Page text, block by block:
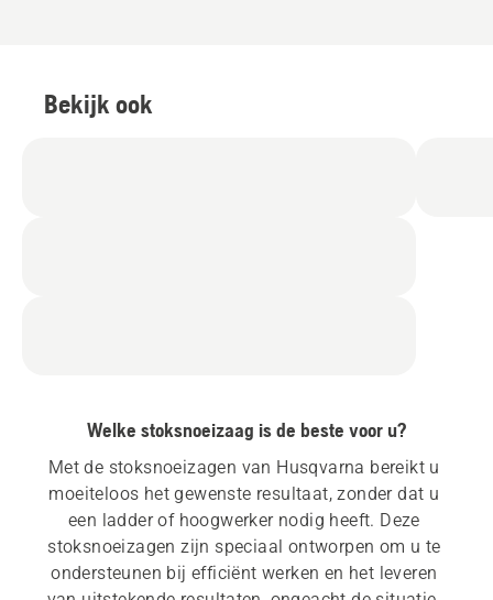
Bekijk ook
Welke stoksnoeizaag is de beste voor u?
Met de stoksnoeizagen van Husqvarna bereikt u
moeiteloos het gewenste resultaat, zonder dat u
een ladder of hoogwerker nodig heeft. Deze
stoksnoeizagen zijn speciaal ontworpen om u te
ondersteunen bij efficiënt werken en het leveren